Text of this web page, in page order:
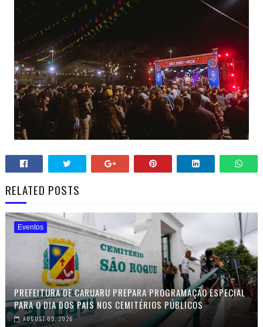
RELATED POSTS
Eventos
PREFEITURA DE CARUARU PREPARA PROGRAMAÇÃO ESPECIAL
PARA O DIA DOS PAIS NOS CEMITÉRIOS PÚBLICOS
AUGUST 05, 2026